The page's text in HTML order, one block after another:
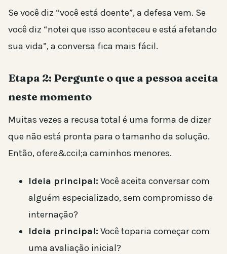
Se você diz “você está doente”, a defesa vem. Se
você diz “notei que isso aconteceu e está afetando
sua vida”, a conversa fica mais fácil.
Etapa 2: Pergunte o que a pessoa aceita
neste momento
Muitas vezes a recusa total é uma forma de dizer
que não está pronta para o tamanho da solução.
Então, ofere&ccil;a caminhos menores.
Ideia principal: Você aceita conversar com
alguém especializado, sem compromisso de
internação?
Ideia principal: Você toparia começar com
uma avaliação inicial?